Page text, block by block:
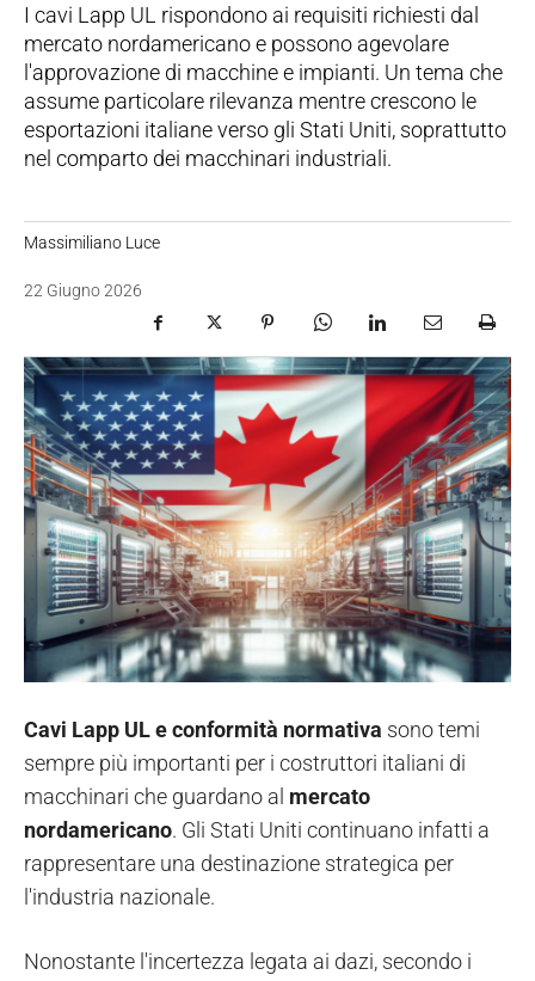
I cavi Lapp UL rispondono ai requisiti richiesti dal
mercato nordamericano e possono agevolare
l'approvazione di macchine e impianti. Un tema che
assume particolare rilevanza mentre crescono le
esportazioni italiane verso gli Stati Uniti, soprattutto
nel comparto dei macchinari industriali.
Massimiliano Luce
22 Giugno 2026
Cavi Lapp UL e conformità normativa sono temi
sempre più importanti per i costruttori italiani di
macchinari che guardano al mercato
nordamericano. Gli Stati Uniti continuano infatti a
rappresentare una destinazione strategica per
l'industria nazionale.
Nonostante l'incertezza legata ai dazi, secondo i